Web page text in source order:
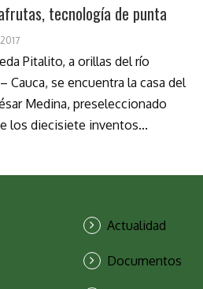
tecnología de punta
Pitalito, a orillas del río
Cauca, se encuentra la casa del
Medina, preseleccionado
los diecisiete inventos...
Actualidad
Documentos